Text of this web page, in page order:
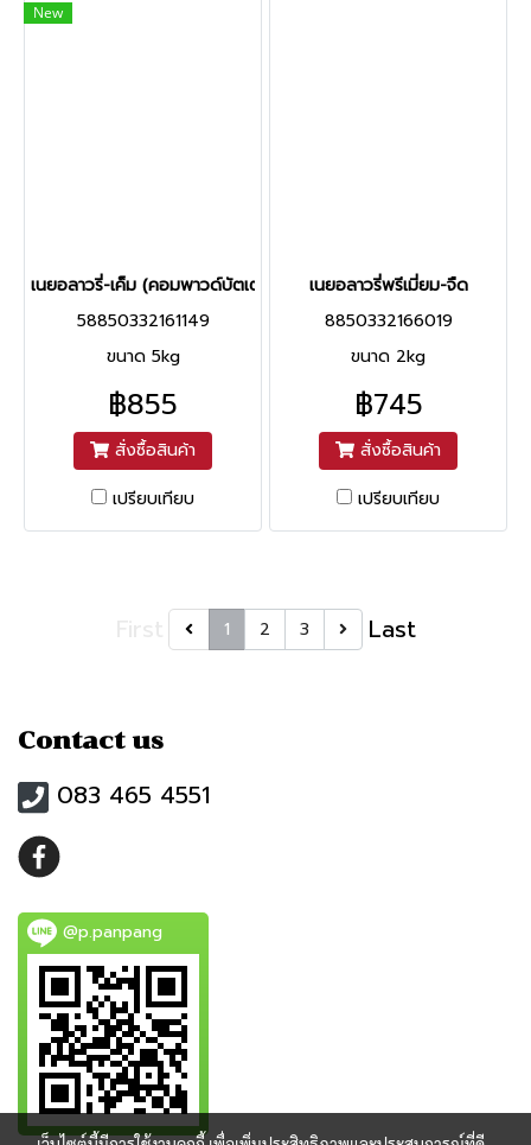
New
เนยอลาวรี่-เค็ม (คอมพาวด์บัตเตอร์)
58850332161149
ขนาด 5kg
฿855
สั่งซื้อสินค้า
เปรียบเทียบ
เนยอลาวรี่พรีเมี่ยม-จืด
8850332166019
ขนาด 2kg
฿745
สั่งซื้อสินค้า
เปรียบเทียบ
1 2 3 Last
Contact us
083 465 4551
@p.panpang